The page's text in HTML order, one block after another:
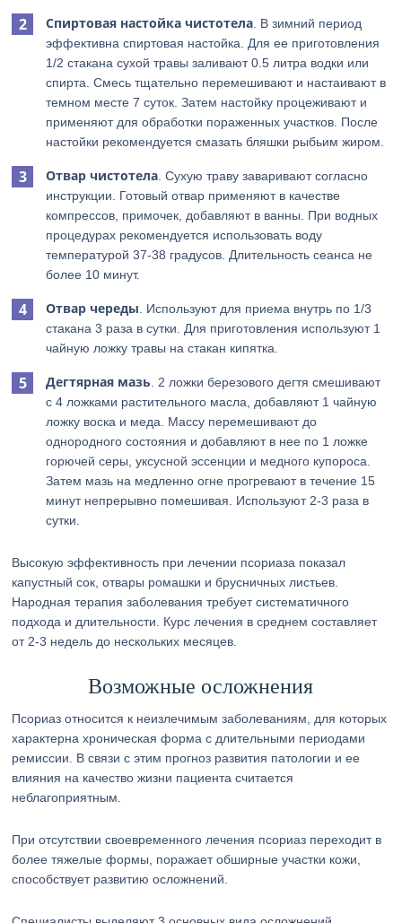
Спиртовая настойка чистотела . В зимний период
эффективна спиртовая настойка. Для ее приготовления
1/2 стакана сухой травы заливают 0.5 литра водки или
спирта. Смесь тщательно перемешивают и настаивают в
темном месте 7 суток. Затем настойку процеживают и
применяют для обработки пораженных участков. После
настойки рекомендуется смазать бляшки рыбьим жиром.
Отвар чистотела . Сухую траву заваривают согласно
инструкции. Готовый отвар применяют в качестве
компрессов, примочек, добавляют в ванны. При водных
процедурах рекомендуется использовать воду
температурой 37-38 градусов. Длительность сеанса не
более 10 минут.
Отвар череды . Используют для приема внутрь по 1/3
стакана 3 раза в сутки. Для приготовления используют 1
чайную ложку травы на стакан кипятка.
Дегтярная мазь . 2 ложки березового дегтя смешивают
с 4 ложками растительного масла, добавляют 1 чайную
ложку воска и меда. Массу перемешивают до
однородного состояния и добавляют в нее по 1 ложке
горючей серы, уксусной эссенции и медного купороса.
Затем мазь на медленно огне прогревают в течение 15
минут непрерывно помешивая. Используют 2-3 раза в
сутки.
Высокую эффективность при лечении псориаза показал
капустный сок, отвары ромашки и брусничных листьев.
Народная терапия заболевания требует систематичного
подхода и длительности. Курс лечения в среднем составляет
от 2-3 недель до нескольких месяцев.
Возможные осложнения
Псориаз относится к неизлечимым заболеваниям, для которых
характерна хроническая форма с длительными периодами
ремиссии. В связи с этим прогноз развития патологии и ее
влияния на качество жизни пациента считается
неблагоприятным.
При отсутствии своевременного лечения псориаз переходит в
более тяжелые формы, поражает обширные участки кожи,
способствует развитию осложнений.